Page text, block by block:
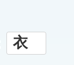
衣